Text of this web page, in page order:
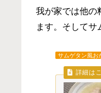
我が家では他の
ます。そしてサ
サムゲタン風お